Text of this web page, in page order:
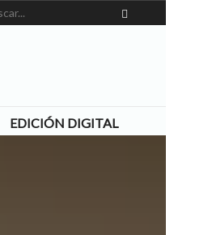
EDICIÓN DIGITAL